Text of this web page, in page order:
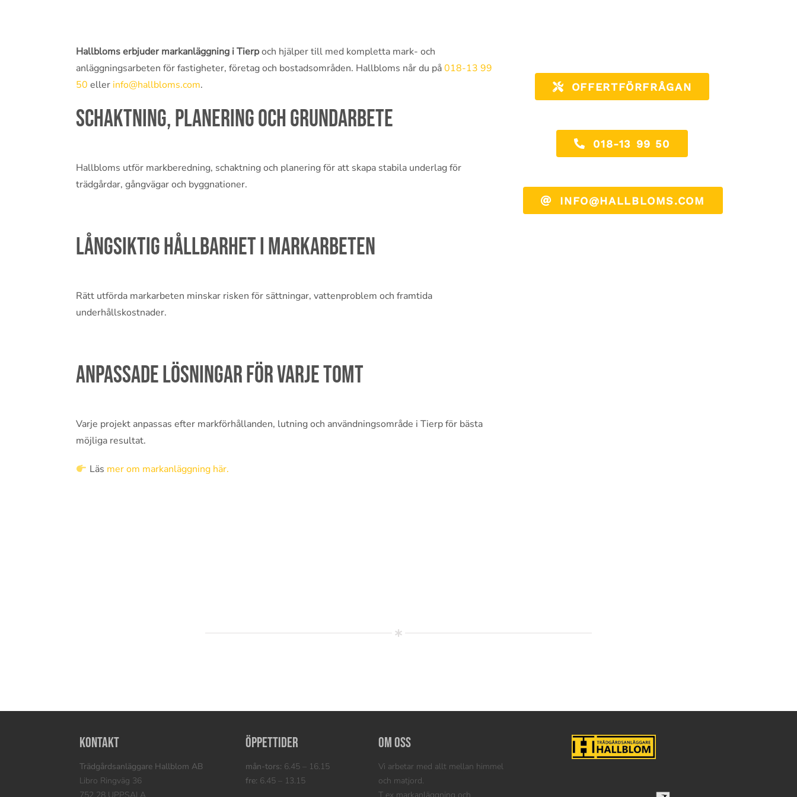
Hallbloms erbjuder markanläggning i Tierpoch hjälper till med kompletta mark- och
anläggningsarbeten för fastigheter, företag och bostadsområden. Hallbloms når du på018-13 99
50 eller info@hallbloms.com.
Schaktning, planering och grundarbete
Hallbloms utför markberedning, schaktning och planering för att skapa stabila underlag för
trädgårdar, gångvägar och byggnationer.
Långsiktig hållbarhet i markarbeten
Rätt utförda markarbeten minskar risken för sättningar, vattenproblem och framtida
underhållskostnader.
Anpassade lösningar för varje tomt
Varje projekt anpassas efter markförhållanden, lutning och användningsområde i Tierp för bästa
möjliga resultat.
Läs mer om markanläggning här.
OFFERTFÖRFRÅGAN
018-13 99 50
INFO@HALLBLOMS.COM
Kontakt
Trädgårdsanläggare Hallblom AB
Libro Ringväg 36
Öppettider
mån-tors: 6.45 – 16.15
fre: 6.45 – 13.15
Om oss
Vi arbetar med allt mellan himmel
och matjord.